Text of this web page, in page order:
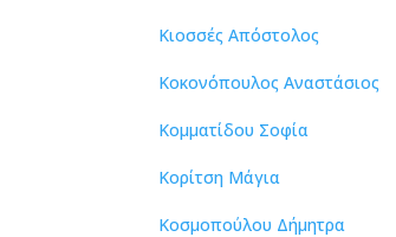
Κιοσσές Απόστολος
Κοκονόπουλος Αναστάσιος
Κομματίδου Σοφία
Κορίτση Μάγια
Κοσμοπούλου Δήμητρα